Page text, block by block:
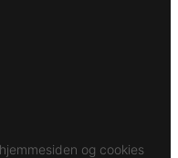
og cookies